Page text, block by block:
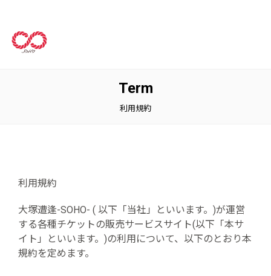
Term
利用規約
利用規約
大塚遭逢-SOHO- ( 以下「当社」といいます。)が運営
する各種チケットの販売サービスサイト(以下「本サ
イト」といいます。)の利用について、以下のとおり本
規約を定めます。